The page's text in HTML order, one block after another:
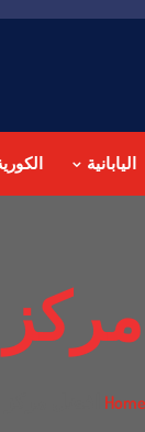
اليابانية
Home